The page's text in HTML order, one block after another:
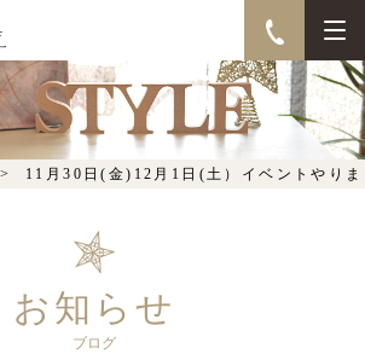
日(金)12月1日
ベントやりまー
す！
11月30日(金)12月1日(土）イベントやり
お知らせ
ブログ